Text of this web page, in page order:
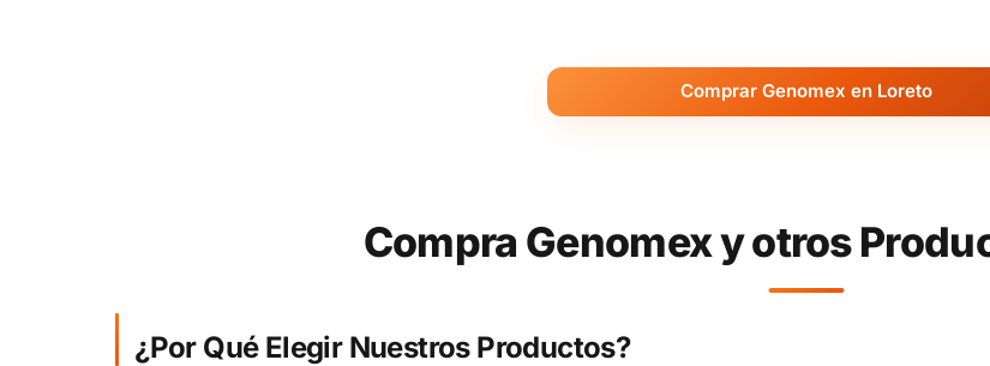
Comprar Genomex en Loreto
Compra Genomex y otros
¿Por Qué Elegir Nuestros Productos?